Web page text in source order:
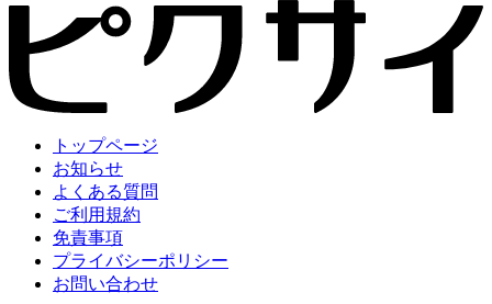
トップページ
お知らせ
よくある質問
ご利用規約
免責事項
プライバシーポリシー
お問い合わせ